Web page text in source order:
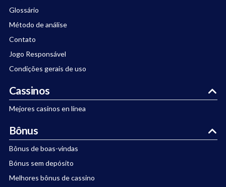
Glossário
Método de análise
Contato
Jogo Responsável
Condições gerais de uso
Cassinos
Mejores casinos en línea
Bônus
Bônus de boas-vindas
Bónus sem depósito
Melhores bônus de cassino